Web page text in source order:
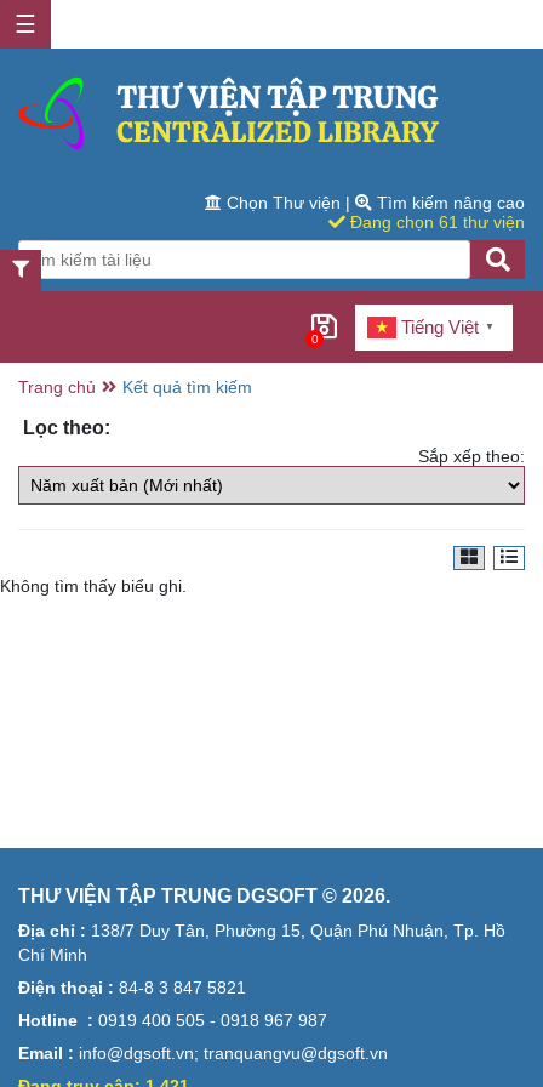
☰
Chọn Thư viện |
Tìm kiếm nâng cao
Đang chọn 61 thư viện
0
Tiếng Việt ▼
Trang chủ Kết quả tìm kiếm
Lọc theo:
Sắp xếp theo:
Không tìm thấy biểu ghi.
THƯ VIỆN TẬP TRUNG DGSOFT © 2026.
Địa chỉ : 138/7 Duy Tân, Phường 15, Quận Phú Nhuận, Tp. Hồ
Chí Minh
Điện thoại : 84-8 3 847 5821
Hotline : 0919 400 505 - 0918 967 987
Email : info@dgsoft.vn; tranquangvu@dgsoft.vn